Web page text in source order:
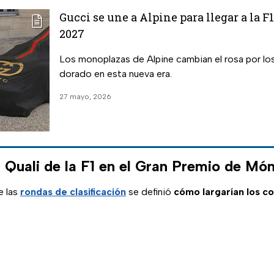
Gucci se une a Alpine para llegar a la
2027
Los monoplazas de Alpine cambian el rosa por
dorado en esta nueva era.
27 mayo, 2026
de la F1 en el Gran Premio de
las rondas de clasificación se definió cómo largarían los